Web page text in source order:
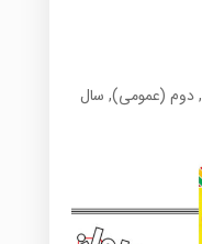
,دوم (عمومی), سال